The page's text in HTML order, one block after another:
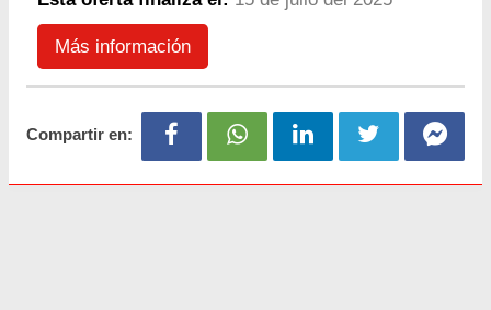
Más información
Compartir en: